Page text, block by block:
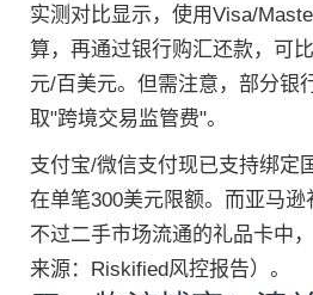
实测对比显示，使用Visa/
算，再通过银行购汇还款，可
元/百美元。但需注意，部分银
取"跨境交易监管费"。
支付宝/微信支付现已支持绑定
在单笔300美元限额。而亚马逊
不过二手市场流通的礼品卡中
来源：Riskified风控报告）。